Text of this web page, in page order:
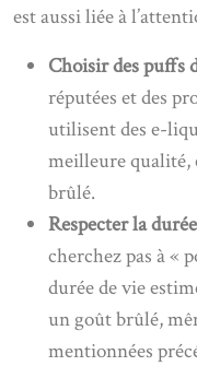
est aussi liée à
Choisir des puffs
réputées et des
utilisent des e-
meilleure qualité,
brûlé.
Respecter la
cherchez pas à «
durée de vie
un goût brûlé,
mentionnées